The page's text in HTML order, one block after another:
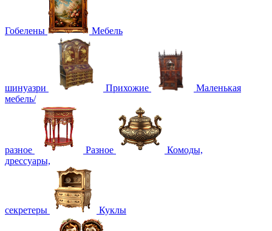
Гобелены Мебель
шинуазри Прихожие
Маленькая
мебель/
разное Разное
Комоды,
дрессуары,
секретеры Куклы